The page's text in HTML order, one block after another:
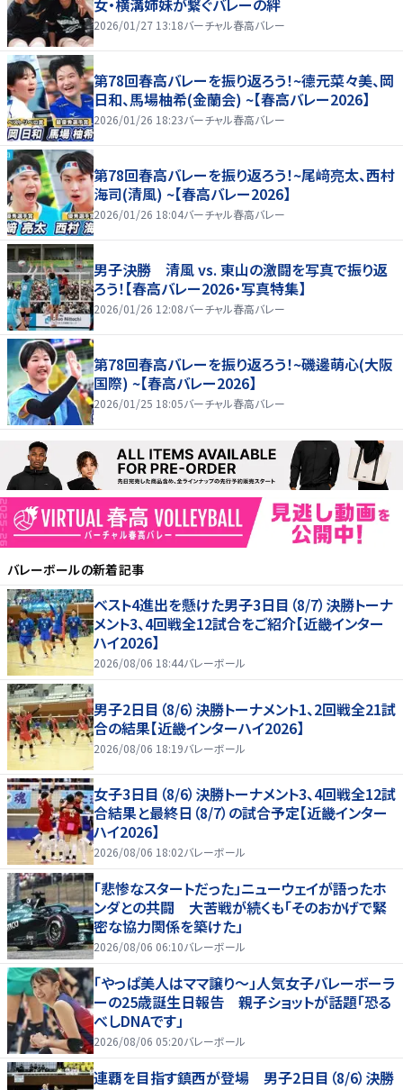
2026/01/27 13:18バーチャル春高バレー
第78回春高バレーを振り返ろう！~德元菜々美、岡
日和、馬場柚希(金蘭会) ~【春高バレー2026】
2026/01/26 18:23バーチャル春高バレー
第78回春高バレーを振り返ろう！~尾﨑亮太、西村
海司(清風) ~【春高バレー2026】
2026/01/26 18:04バーチャル春高バレー
男子決勝 清風 vs. 東山の激闘を写真で振り返
ろう！【春高バレー2026・写真特集】
2026/01/26 12:08バーチャル春高バレー
第78回春高バレーを振り返ろう！~磯邊萌心(大阪
国際) ~【春高バレー2026】
2026/01/25 18:05バーチャル春高バレー
バレーボールの新着記事
ベスト4進出を懸けた男子3日目（8/7）決勝トーナ
メント3、4回戦全12試合をご紹介【近畿インター
ハイ2026】
2026/08/06 18:44バレーボール
男子2日目（8/6）決勝トーナメント1、2回戦全21試
合の結果【近畿インターハイ2026】
2026/08/06 18:19バレーボール
女子3日目（8/6）決勝トーナメント3、4回戦全12試
合結果と最終日（8/7）の試合予定【近畿インター
ハイ2026】
2026/08/06 18:02バレーボール
「悲惨なスタートだった」ニューウェイが語ったホ
ンダとの共闘 大苦戦が続くも「そのおかげで緊
密な協力関係を築けた」
2026/08/06 06:10バレーボール
「やっぱ美人はママ譲り～」人気女子バレーボーラ
ーの25歳誕生日報告 親子ショットが話題「恐る
べしDNAです」
2026/08/06 05:20バレーボール
連覇を目指す鎮西が登場 男子2日目（8/6）決勝